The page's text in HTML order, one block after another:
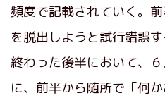
頻度で記載されていく。
を脱出しようと試行錯誤
終わった後半において、
に、前半から随所で「何